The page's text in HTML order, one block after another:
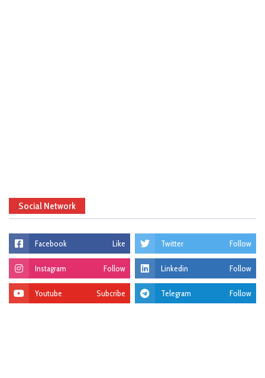
Social Network
Facebook Like Twitter Follow
Instagram Follow Linkedin Follow
Youtube Subcribe Telegram Follow